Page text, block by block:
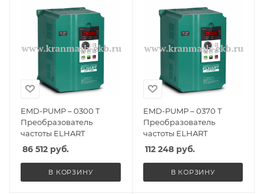
EMD-PUMP – 0300 T
Преобразователь
частоты ELHART
86 512 руб.
В КОРЗИНУ
EMD-PUMP – 0370 T
Преобразователь
частоты ELHART
112 248руб.
В КОРЗИНУ